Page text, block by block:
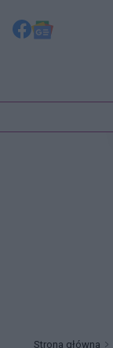
Strona główna